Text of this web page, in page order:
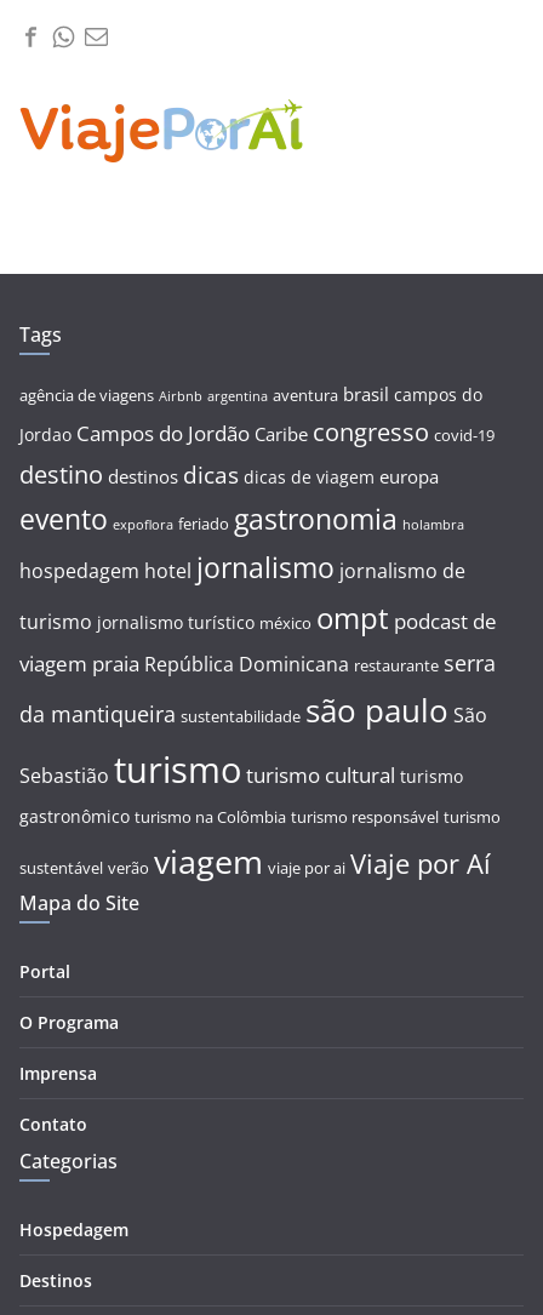
Tags
agência de viagens Airbnb argentina aventura brasil campos do
Jordao Campos do Jordão Caribe congresso covid-19
destino destinos dicas dicas de viagem europa
evento expoflora feriado gastronomia holambra
hospedagem hotel jornalismo jornalismo de
turismo jornalismo turístico méxico ompt podcast de
viagem praia República Dominicana restaurante serra
da mantiqueira sustentabilidade são paulo São
Sebastião turismo turismo cultural turismo
gastronômico turismo na Colômbia turismo responsável turismo
sustentável verão viagem viaje por ai Viaje por Aí
Mapa do Site
Portal
O Programa
Imprensa
Contato
Categorias
Hospedagem
Destinos